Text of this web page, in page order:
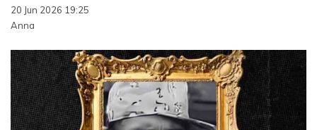
20 Jun 2026 19:25
Anna